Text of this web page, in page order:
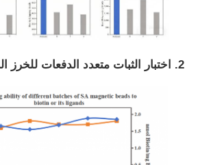
خرز مغناطيسي لتسلسل الجيل التالي
خرز مغناطيسي لفرز الخلايا
تنقية البروتين بالخرز المغناطيسي
خرز مغناطيسي منشط السطح
2. اختبار الثبات متعدد الدفعات للخرز المغناطيسي SA